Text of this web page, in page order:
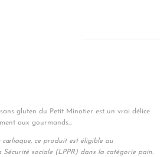
gluten du Petit Minotier est un vrai délice
aux gourmands...
ce produit est éligible au
sociale (LPPR) dans la catégorie pain.